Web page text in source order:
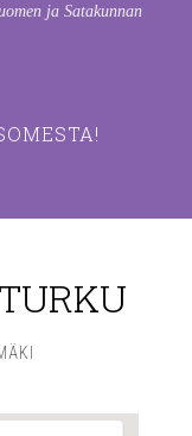
ja Satakunnan